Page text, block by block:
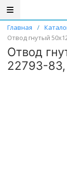
Главная /
Отвод гнутый
Отвод
22793-83,